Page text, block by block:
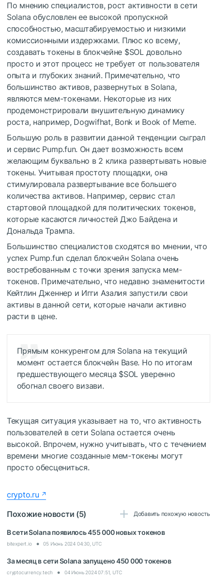
По мнению специалистов, рост активности в сети
Solana обусловлен ее высокой пропускной
способностью, масштабируемостью и низкими
комиссионными издержками. Плюс ко всему,
создавать токены в блокчейне $SOLдовольно
просто и этот процесс не требует от пользователя
опыта и глубоких знаний. Примечательно, что
большинство активов, развернутых в Solana,
являются мем-токенами. Некоторые из них
продемонстрировали внушительную динамику
роста, например, Dogwifhat, Bonk и Book of Meme.
Большую роль в развитии данной тенденции сыграл
и сервис Pump.fun. Он дает возможность всем
желающим буквально в 2 клика развертывать новые
токены. Учитывая простоту площадки, она
стимулировала развертывание все большего
количества активов. Например, сервис стал
стартовой площадкой для политических токенов,
которые касаются личностей Джо Байдена и
Дональда Трампа.
Большинство специалистов сходятся во мнении, что
успех Pump.fun сделал блокчейн Solana очень
востребованным с точки зрения запуска мем-
токенов. Примечательно, что недавно знаменитости
Кейтлин Дженнер и Игги Азалия запустили свои
активы в данной сети, которые начали активно
расти в цене.
Прямым конкурентом для Solana на текущий
момент остается блокчейн Base. Но по итогам
предшествующего месяца $SOL уверенно
обогнал своего визави.
Текущая ситуация указывает на то, что активность
пользователей в сети Solana остается очень
высокой. Впрочем, нужно учитывать, что с течением
времени многие созданные мем-токены могут
просто обесцениться.
crypto.ru
Похожие новости (5)
Добавить похожую новость
В сети Solana появилось 455 000 новых токенов
bitexpert.io 05 Июнь 2024 04:30, UTC
За месяц в сети Solana запущено 450 000 токенов
cryptocurrency.tech 04 Июнь 2024 07:51, UTC